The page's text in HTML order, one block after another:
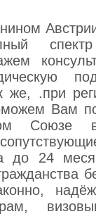
же, .при
Вам
Союзе
до 24